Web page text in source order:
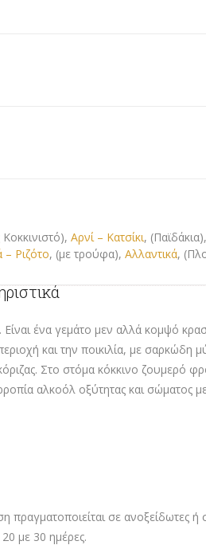
Αρνί – Κατσίκι, (Παϊδάκια),
– Ριζότο, (με τρούφα),Αλλαντικά,
Είναι ένα γεμάτο μεν αλλά κομψό
και την ποικιλία, με σαρκώδη
Στο στόμα κόκκινο ζουμερό
αλκοόλ οξύτητας και σώματος
σε ανοξείδωτες ή
με 30 ημέρες.